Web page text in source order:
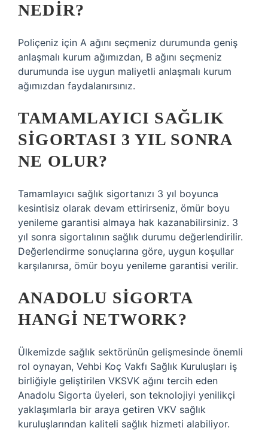
NEDIR?
Poliçeniz için A ağını seçmeniz durumunda geniş
anlaşmalı kurum ağımızdan, B ağını seçmeniz
durumunda ise uygun maliyetli anlaşmalı kurum
ağımızdan faydalanırsınız.
TAMAMLAYICI SAĞLIK
SIGORTASI 3 YIL SONRA
NE OLUR?
Tamamlayıcı sağlık sigortanızı 3 yıl boyunca
kesintisiz olarak devam ettirirseniz, ömür boyu
yenileme garantisi almaya hak kazanabilirsiniz. 3
yıl sonra sigortalının sağlık durumu değerlendirilir.
Değerlendirme sonuçlarına göre, uygun koşullar
karşılanırsa, ömür boyu yenileme garantisi verilir.
ANADOLU SIGORTA
HANGI NETWORK?
Ülkemizde sağlık sektörünün gelişmesinde önemli
rol oynayan, Vehbi Koç Vakfı Sağlık Kuruluşları iş
birliğiyle geliştirilen VKSVK ağını tercih eden
Anadolu Sigorta üyeleri, son teknolojiyi yenilikçi
yaklaşımlarla bir araya getiren VKV sağlık
kuruluşlarından kaliteli sağlık hizmeti alabiliyor.